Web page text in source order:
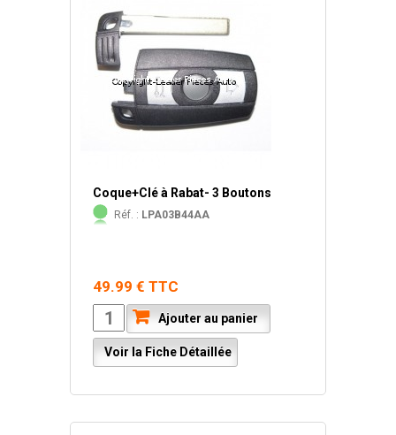
Coque+Clé à Rabat- 3 Boutons
Réf. : LPA03B44AA
49.99 € TTC
Ajouter au panier
Voir la Fiche Détaillée